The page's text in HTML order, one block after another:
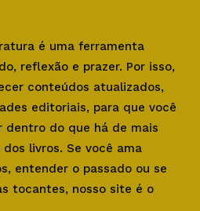
é uma ferramenta
reflexão e prazer. Por isso,
conteúdos atualizados,
editoriais, para que você
dentro do que há de mais
livros. Se você ama
entender o passado ou se
tocantes, nosso site é o